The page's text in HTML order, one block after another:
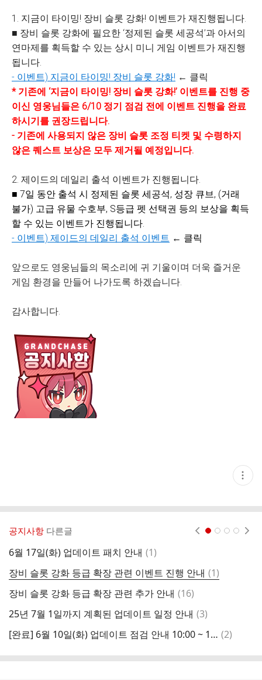
1. 지금이 타이밍! 장비 슬롯 강화! 이벤트가 재진행됩니다.
■ 장비 슬롯 강화에 필요한 ‘정제된 슬롯 세공석’과 아서의
연마제를 획득할 수 있는 상시 미니 게임 이벤트가 재진행
됩니다.
- 이벤트) 지금이 타이밍! 장비 슬롯 강화! ← 클릭
* 기존에 ‘지금이 타이밍! 장비 슬롯 강화!’ 이벤트를 진행 중
이신 영웅님들은 6/10 정기 점검 전에 이벤트 진행을 완료
하시기를 권장드립니다.
- 기존에 사용되지 않은 장비 슬롯 조정 티켓 및 수령하지
않은 퀘스트 보상은 모두 제거될 예정입니다.
2. 제이드의 데일리 출석 이벤트가 진행됩니다.
■ 7일 동안 출석 시 정제된 슬롯 세공석, 성장 큐브, (거래
불가) 고급 유물 수호부, S등급 펫 선택권 등의 보상을 획득
할 수 있는 이벤트가 진행됩니다.
- 이벤트) 제이드의 데일리 출석 이벤트 ← 클릭
앞으로도 영웅님들의 목소리에 귀 기울이며 더욱 즐거운
게임 환경을 만들어 나가도록 하겠습니다.
감사합니다.
현
재
글
가
기
공지사항 다른글
6월 17일(화) 업데이트 패치 안내 댓
(1)
장비 슬롯 강화 등급 확장 관련 이벤트 진행 안내 댓
글
(1)
장비 슬롯 강화 등급 확장 관련 추가 안내 댓
(16)
25년 7월 1일까지 계획된 업데이트 일정 안내 댓
(3)
[완료] 6월 10일(화) 업데이트 점검 안내 10:00 ~ 14:05 댓
(2)